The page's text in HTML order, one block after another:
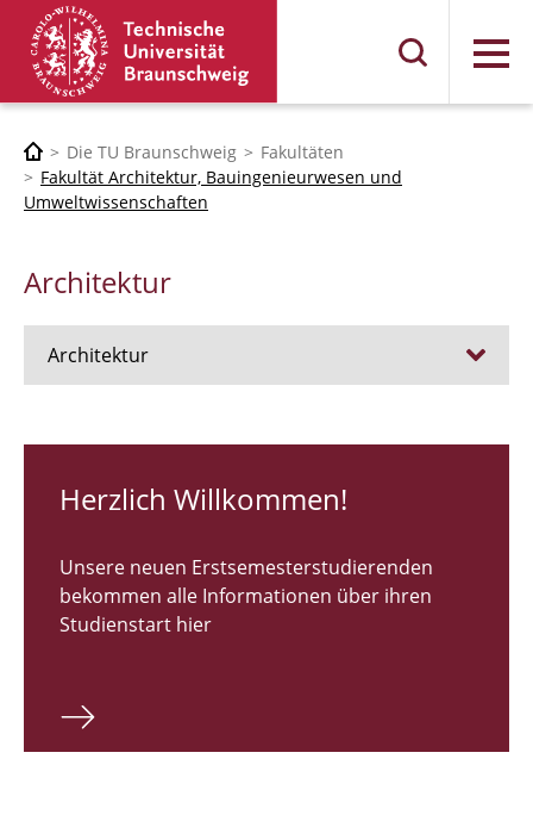
Menü
Die TU Braunschweig
Fakultäten
Fakultät Architektur, Bauingenieurwesen und
Umweltwissenschaften
Architektur
Architektur
RUNDGANG 26
Bachelor Architektur
Master Architektur
Qualifikationsprofil
Herzlich Willkommen!
Unsere neuen Erstsemesterstudierenden
bekommen alle Informationen über ihren
Studienstart hier